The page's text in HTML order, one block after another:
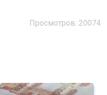
Просмотров: 20074